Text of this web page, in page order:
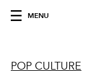
MENU
POP CULTURE